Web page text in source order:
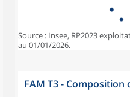
Source : Insee, RP2023
au 01/01/2026.
FAM T3 - Composition